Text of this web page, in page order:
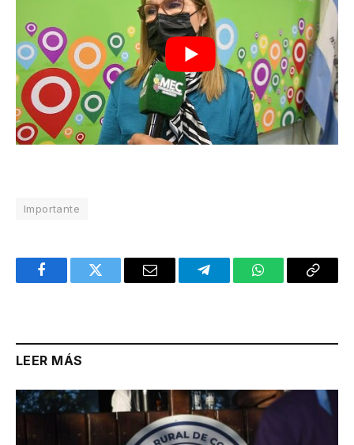
Importante
FacebookTwitter Email TelegramWhatsAppCopy
LEER MÁS